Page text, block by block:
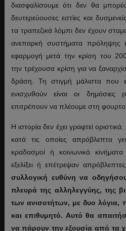
διασφαλίσουμε ότι δεν θα
δευτερεύουσες εστίες και
τα τραπεζικά λόμπι δεν έχουν
ανεπαρκή συστήματα πρόληψης
εφαρμογή μετά την κρίση του
την τρέχουσα κρίση για να
δράση. Τη στιγμή μάλιστα που
ενισχυθούν είναι οι δημόσιες
επιτρέπουν να πλέουμε στη
Η ιστορία δεν έχει γραφτεί
κατά τις οποίες απρόβλεπτα
κραδασμοί ή κοινωνικά κινήματα
εξελίξει ή επέτρεψαν
συλλογική ευθύνη να
πλευρά της αλληλεγγύης, της
των ανισοτήτων, με δυο λόγια,
και επιθυμητό. Αυτό θα
να πάρουν την εξουσία από τα